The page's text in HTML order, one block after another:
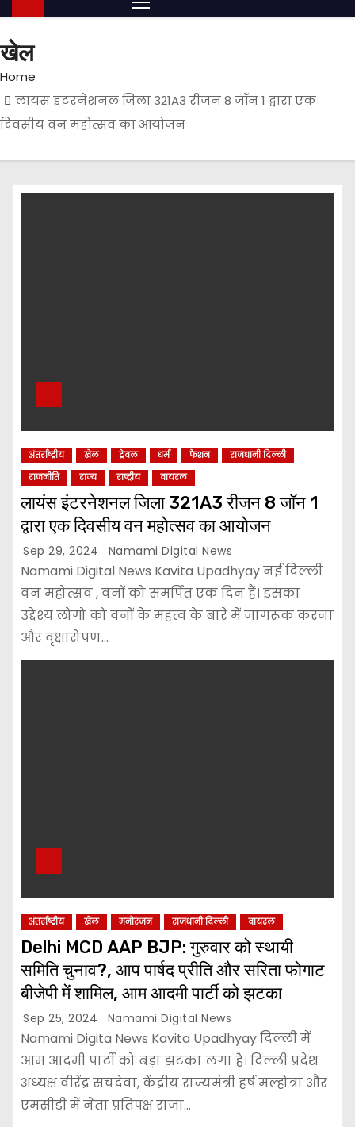
खेल
Home
लायंस इंटरनेशनल जिला 321A3 रीजन 8 जॉन 1 द्वारा एक
दिवसीय वन महोत्सव का आयोजन
अंतर्राष्ट्रीय खेल ट्रेवल धर्म फैशन
राजधानी दिल्ली
राजनीति
राज्य राष्ट्रीय वायरल
लायंस इंटरनेशनल जिला 321A3 रीजन 8 जॉन 1
द्वारा एक दिवसीय वन महोत्सव का आयोजन
Sep 29, 2024 Namami Digital News
Namami Digital News Kavita Upadhyay नई दिल्ली
वन महोत्सव , वनों को समर्पित एक दिन हैं। इसका
उद्देश्य लोगो को वनों के महत्व के बारे में जागरूक करना
और वृक्षारोपण…
अंतर्राष्ट्रीय खेल मनोरंजन राजधानी दिल्ली वायरल
Delhi MCD AAP BJP: गुरुवार को स्थायी
समिति चुनाव?, आप पार्षद प्रीति और सरिता फोगाट
बीजेपी में शामिल, आम आदमी पार्टी को झटका
Sep 25, 2024 Namami Digital News
Namami Digita News Kavita Upadhyay दिल्ली में
आम आदमी पार्टी को बड़ा झटका लगा है। दिल्ली प्रदेश
अध्यक्ष वीरेंद्र सचदेवा, केंद्रीय राज्यमंत्री हर्ष मल्होत्रा और
एमसीडी में नेता प्रतिपक्ष राजा…